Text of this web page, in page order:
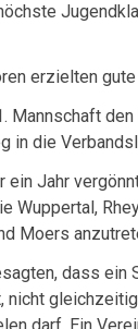
erzielten
Mannschaft
in die
ein Jahr
Wuppertal,
Moers
dass ein
nicht